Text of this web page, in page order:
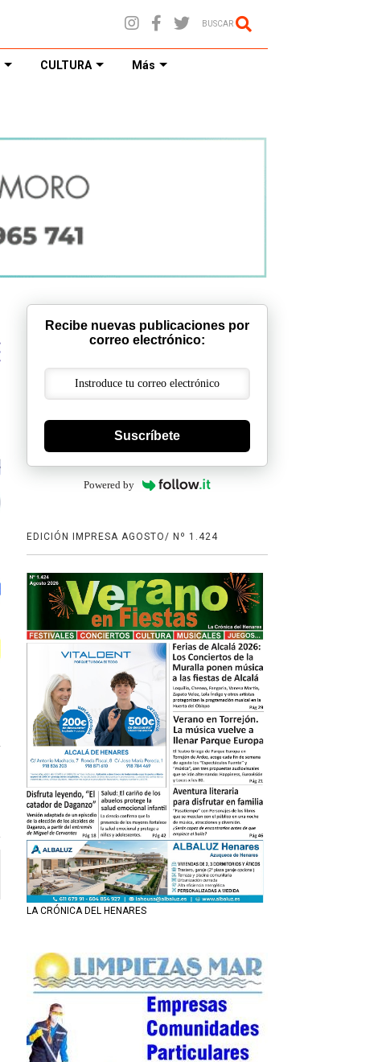
BUSCAR
CULTURA Más
Recibe nuevas publicaciones por
correo electrónico:
Suscríbete
Powered by
EDICIÓN IMPRESA AGOSTO/ Nº 1.424
LA CRÓNICA DEL HENARES